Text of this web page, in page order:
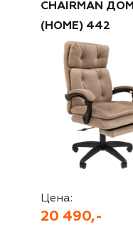
CHAIRMAN ДОМ
(HOME) 442
Цена:
20 490,-